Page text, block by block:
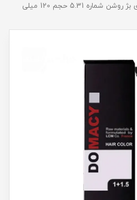
رنگ مو دوماسی گروه بژ رنگ قهوه ای بژ روشن شماره 5.31 حجم 120 میلی